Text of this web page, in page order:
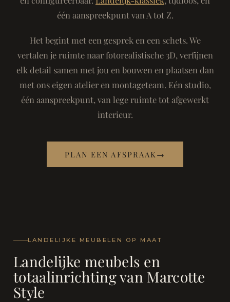
één aanspreekpunt van A tot Z.
Het begint met een gesprek en een schets. We
vertalen je ruimte naar fotorealistische 3D, verfijnen
elk detail samen met jou en bouwen en plaatsen dan
met ons eigen atelier en montageteam. Eén studio,
één aanspreekpunt, van lege ruimte tot afgewerkt
interieur.
PLAN EEN AFSPRAAK →
LANDELIJKE MEUBELEN OP MAAT
Landelijke meubels en
totaalinrichting van Marcotte
Style